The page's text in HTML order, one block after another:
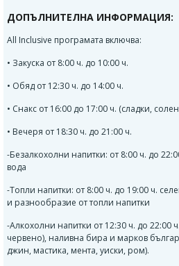
ДОПЪЛНИТЕЛНА ИНФОРМАЦИЯ:
All Inclusive програмата включва:
• Закуска от 8:00 ч. до 10:00 ч.
• Обяд от 12:30 ч. до 14:00 ч.
• Снакс от 16:00 до 17:00 ч. (сладки,
• Вечеря от 18:30 ч. до 21:00 ч.
-Безалкохолни напитки: от 8:00 ч. до
вода
-Топли напитки: от 8:00 ч. до 19:00 ч.
и разнообразие от топли напитки
-Алкохолни напитки от 12:30 ч. до 22:00
червено), наливна бира и марков
джин, мастика, мента, уиски, ром).